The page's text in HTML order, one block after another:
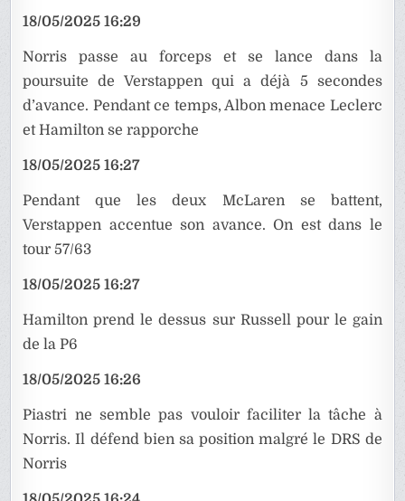
18/05/2025 16:29
Norris passe au forceps et se lance dans la
poursuite de Verstappen qui a déjà 5 secondes
d’avance. Pendant ce temps, Albon menace Leclerc
et Hamilton se rapporche
18/05/2025 16:27
Pendant que les deux McLaren se battent,
Verstappen accentue son avance. On est dans le
tour 57/63
18/05/2025 16:27
Hamilton prend le dessus sur Russell pour le gain
de la P6
18/05/2025 16:26
Piastri ne semble pas vouloir faciliter la tâche à
Norris. Il défend bien sa position malgré le DRS de
Norris